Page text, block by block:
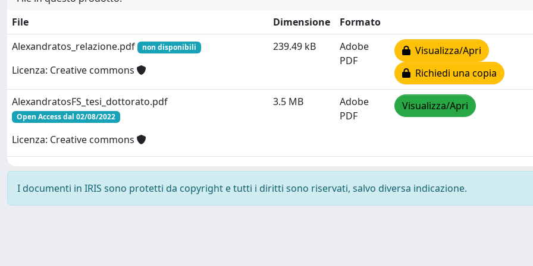
File
Dimensione
Formato
Alexandratos_relazione.pdf
non disponibili
Licenza: Creative commons
239.49 kB
Adobe
PDF
Visualizza/Apri
Richiedi una copia
AlexandratosFS_tesi_dottorato.pdf
Open Access dal 02/08/2022
Licenza: Creative commons
3.5 MB
Adobe
PDF
Visualizza/Apri
I documenti in IRIS sono protetti da copyright e tutti i diritti sono riservati, salvo diversa indicazione.